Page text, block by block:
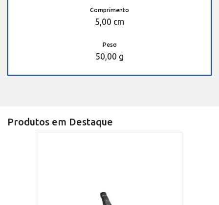
Comprimento
5,00 cm
Peso
50,00 g
Produtos em Destaque